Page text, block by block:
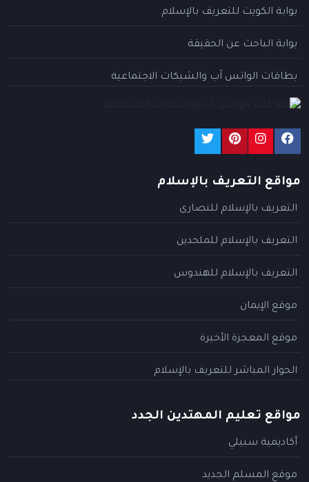
بوابة الكويت للتعريف بالإسلام
بوابة الباحث عن الحقيقة
بطاقات الواتس آب والشبكات الاجتماعية
مواقع التعريف بالإسلام
التعريف بالإسلام للنصارى
التعريف بالإسلام للملحدين
التعريف بالإسلام للهندوس
موقع الإيمان
موقع المعجزة الأخيرة
الحوار المباشر للتعريف بالإسلام
مواقع تعليم المهتدين الجدد
أكاديمية سبيلي
موقع المسلم الجديد